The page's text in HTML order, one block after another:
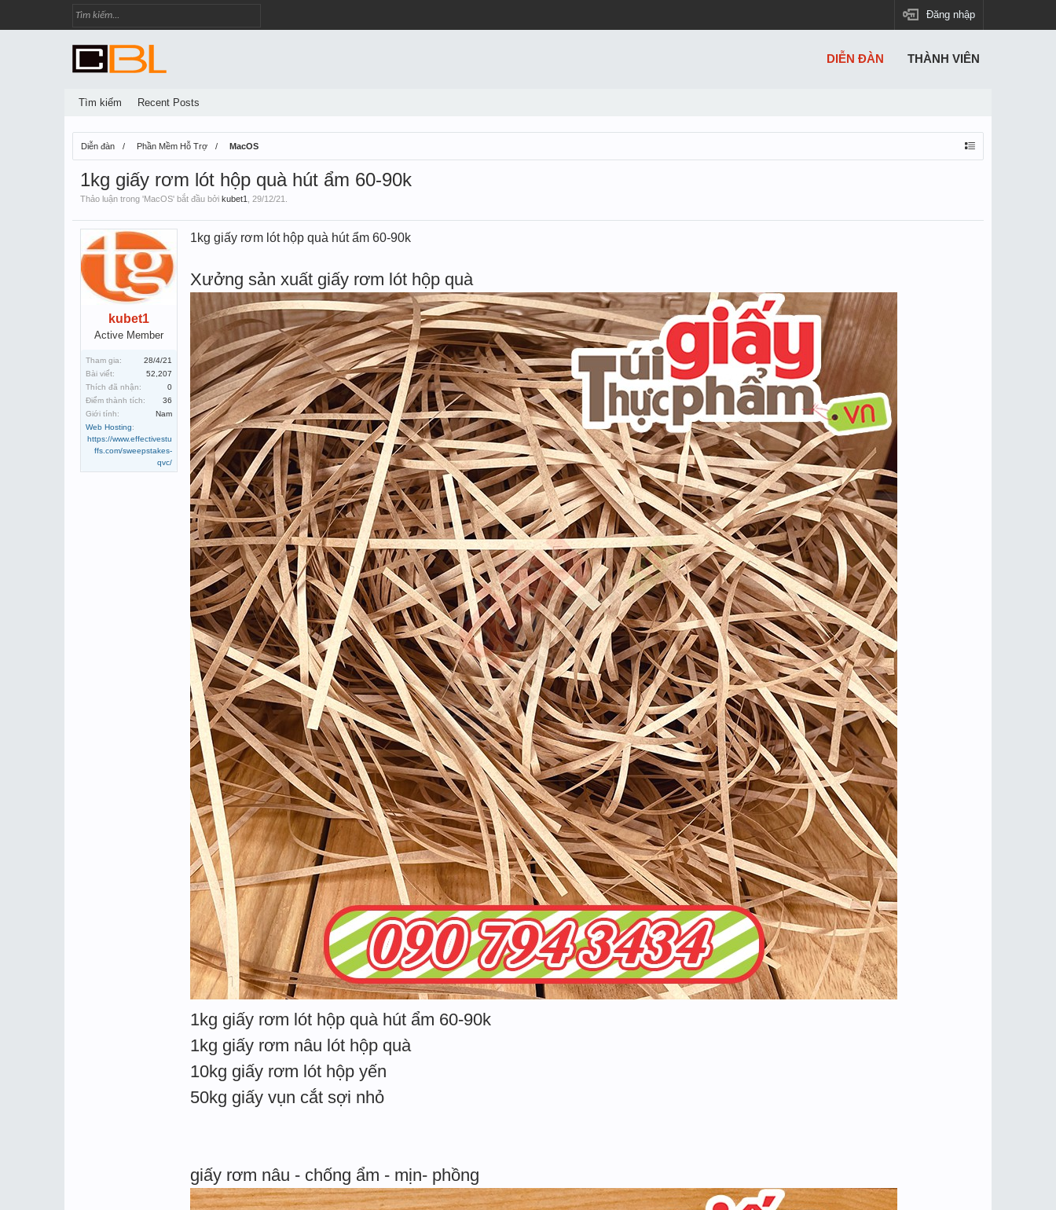
Đăng nhập
Diễn đàn Phần Mềm Hỗ Trợ MacOS
1kg giấy rơm lót hộp quà hút ẩm 60-90k
Thảo luận trong 'MacOS' bắt đầu bởi kubet1 29/12/21
kubet1
Active Member
Tham gia:
28/4/21
Bài viết:
52,207
Thích đã nhận:
0
Điểm thành tích:
36
Giới tính:
Nam
Web Hosting:
https://www.effectivestu
ffs.com/sweepstakes-
qvc/
1kg giấy rơm lót hộp quà hút ẩm 60-90k
Xưởng sản xuất giấy rơm lót hộp quà
1kg giấy rơm lót hộp quà hút ẩm 60-90k
1kg giấy rơm nâu lót hộp quà
10kg giấy rơm lót hộp yến
50kg giấy vụn cắt sợi nhỏ
giấy rơm nâu - chống ẩm - mịn- phồng
DIỄN ĐÀN
Tìm kiếm Recent Posts
THÀNH VIÊN